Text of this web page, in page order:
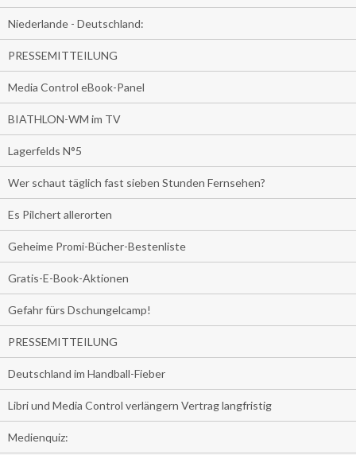
Niederlande - Deutschland:
PRESSEMITTEILUNG
Media Control eBook-Panel
BIATHLON-WM im TV
Lagerfelds N°5
Wer schaut täglich fast sieben Stunden Fernsehen?
Es Pilchert allerorten
Geheime Promi-Bücher-Bestenliste
Gratis-E-Book-Aktionen
Gefahr fürs Dschungelcamp!
PRESSEMITTEILUNG
Deutschland im Handball-Fieber
Libri und Media Control verlängern Vertrag langfristig
Medienquiz: